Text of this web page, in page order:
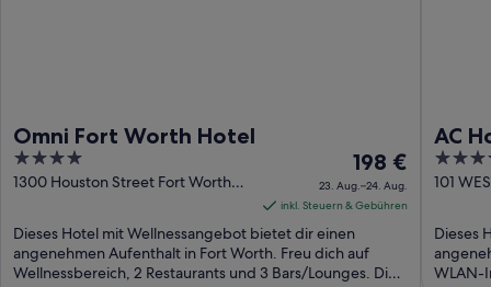
Omni Fort Worth Hotel
4
out
5
1300 Houston Street Fort Worth
Der
Preis
beträgt
198 €
pro
Nacht
198 €
23. Aug.–24. Aug.
inkl. Steuern & Gebühren
Dieses Hotel mit Wellnessangebot bietet dir einen
angenehmen Aufenthalt in Fort Worth. Freu dich auf
Wellnessbereich, 2 Restaurants und 3 Bars/Lounges. Die
AC
4
out
5
101
Dieses
WLAN-